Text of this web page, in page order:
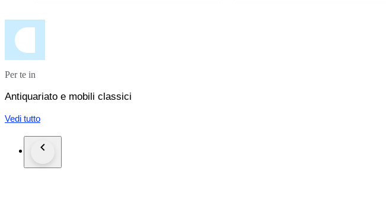
Per te in
Antiquariato e mobili classici
Vedi tutto